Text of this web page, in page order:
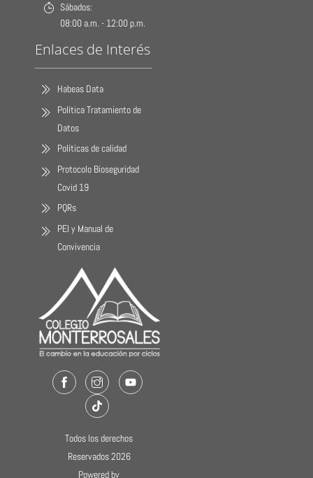
Sábados:
08:00 a.m. - 12:00 p.m.
Enlaces de Interés
Habeas Data
Política Tratamiento de
Datos
Políticas de calidad
Protocolo Bioseguridad
Covid 19
PQRs
PEI y Manual de
Convivencia
FacebookInstagramYoutube
TikTok
Todos los derechos
Reservados 2026
Powered by